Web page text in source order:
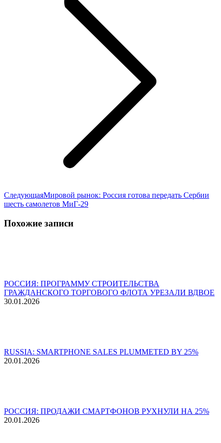
СледующаяСледующая
запись:
Мировой рынок: Россия готова передать Сербии
шесть самолетов МиГ-29
Похожие записи
РОССИЯ: ПРОГРАММУ СТРОИТЕЛЬСТВА
ГРАЖДАНСКОГО ТОРГОВОГО ФЛОТА УРЕЗАЛИ ВДВОЕ
30.01.2026
RUSSIA: SMARTPHONE SALES PLUMMETED BY 25%
20.01.2026
РОССИЯ: ПРОДАЖИ СМАРТФОНОВ РУХНУЛИ НА 25%
20.01.2026